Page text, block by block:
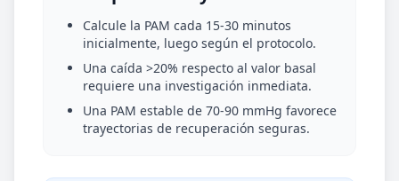
Calcule la PAM cada 15-30 minutos
inicialmente, luego según el protocolo.
Una caída >20% respecto al valor basal
requiere una investigación inmediata.
Una PAM estable de 70-90 mmHg favorece
trayectorias de recuperación seguras.